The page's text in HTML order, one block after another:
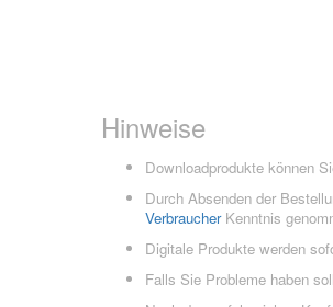
Hinweise
Downloadprodukte können
Durch Absenden der
VerbraucherKenntnis
Digitale Produkte werden
Falls Sie Probleme haben